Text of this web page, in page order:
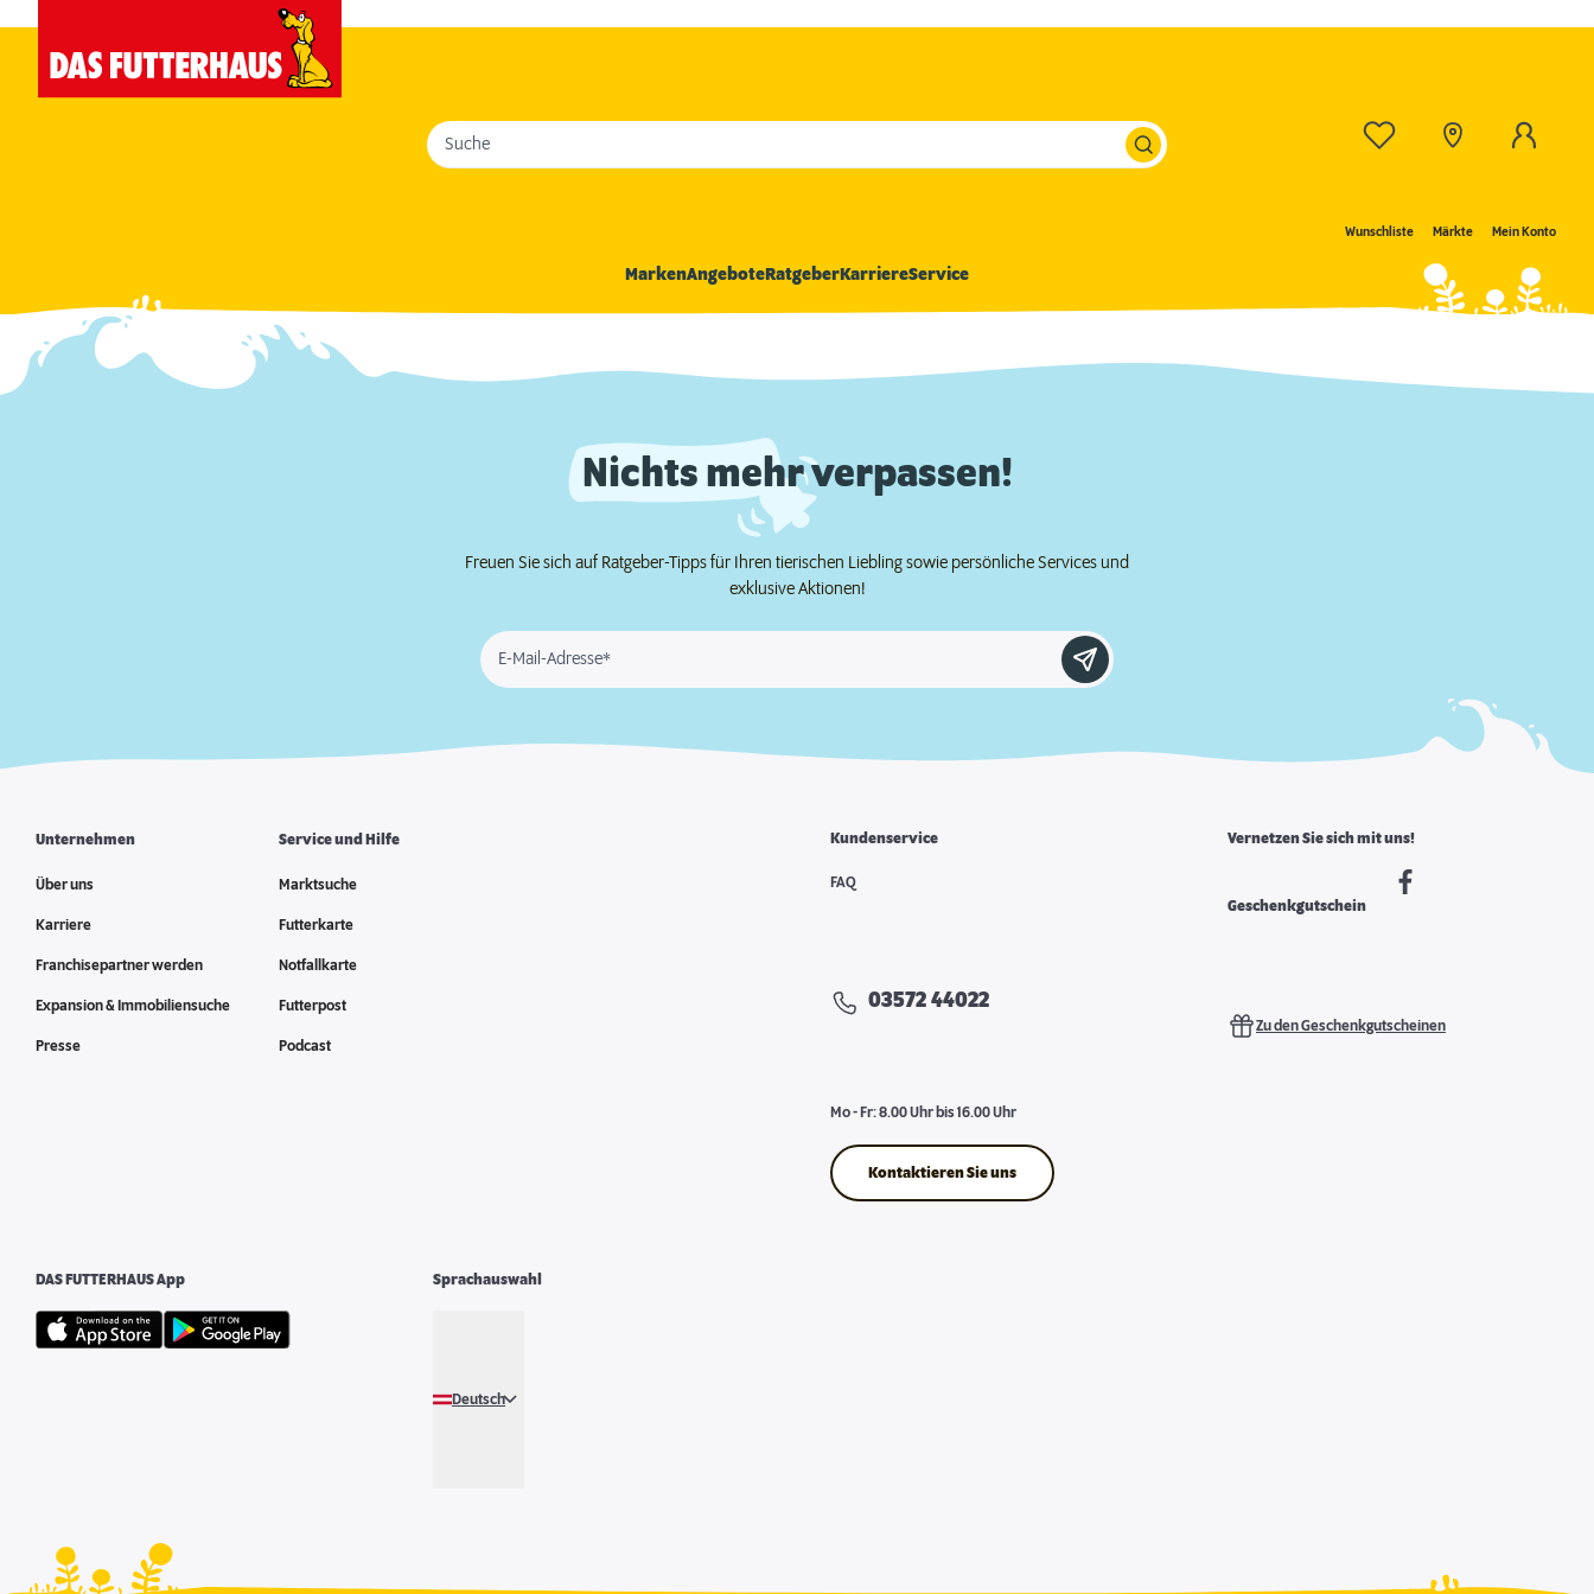
Wunschliste Märkte Mein Konto
Suche
MarkenAngeboteRatgeberKarriereService
Nichts mehr verpassen!
Freuen Sie sich auf Ratgeber-Tipps für Ihren tierischen Liebling sowie persönliche Services und
exklusive Aktionen!
E-Mail-Adresse*
Unternehmen
Über uns
Karriere
Franchisepartner werden
Expansion & Immobiliensuche
Presse
Service und Hilfe
Marktsuche
Futterkarte
Notfallkarte
Futterpost
Podcast
Kundenservice
FAQ
03572 44022
Mo - Fr: 8.00 Uhr bis 16.00 Uhr
Kontaktieren Sie uns
Vernetzen Sie sich mit uns!
Geschenkgutschein
Zu den Geschenkgutscheinen
DAS FUTTERHAUS App Sprachauswahl
Deutsch